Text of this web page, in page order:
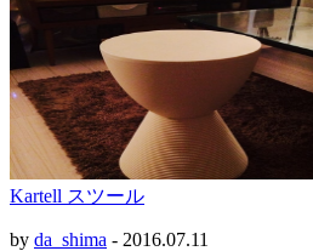
Kartell スツール
by da_shima - 2016.07.11